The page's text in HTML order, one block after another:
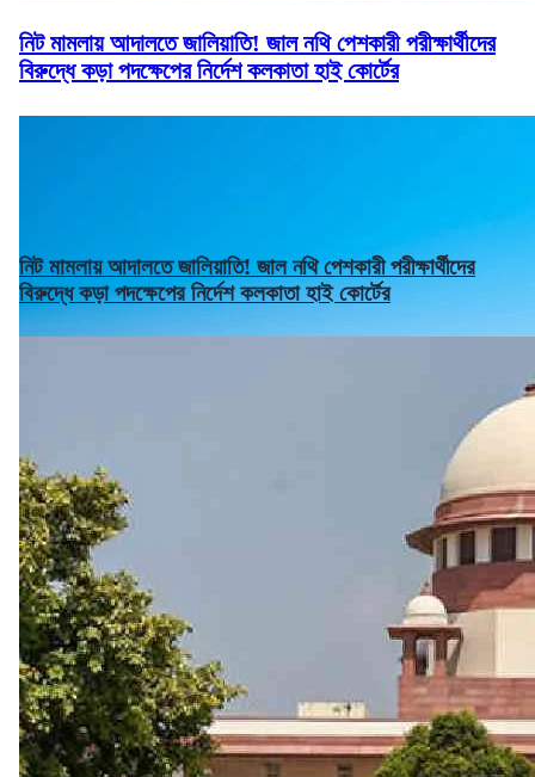
নিট মামলায় আদালতে জালিয়াতি! জাল নথি পেশকারী পরীক্ষার্থীদের
বিরুদ্ধে কড়া পদক্ষেপের নির্দেশ কলকাতা হাই কোর্টের
নিট মামলায় আদালতে জালিয়াতি! জাল নথি পেশকারী পরীক্ষার্থীদের
বিরুদ্ধে কড়া পদক্ষেপের নির্দেশ কলকাতা হাই কোর্টের